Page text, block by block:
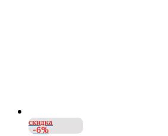
скидка
-6%